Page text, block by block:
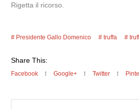
Rigetta il ricorso.
Presidente Gallo Domenico truffa
Share This:
Facebook Google+ Twitter